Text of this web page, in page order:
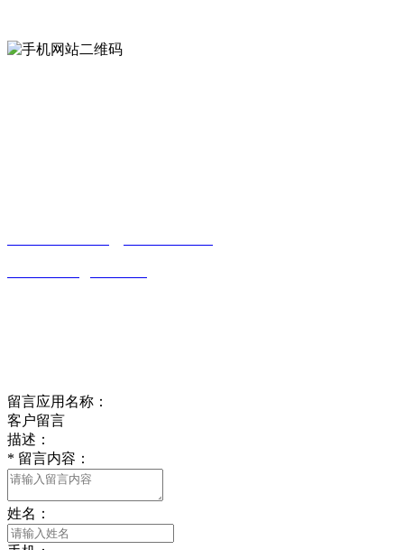
留言应用名称：
客户留言
描述：
* 留言内容：
姓名：